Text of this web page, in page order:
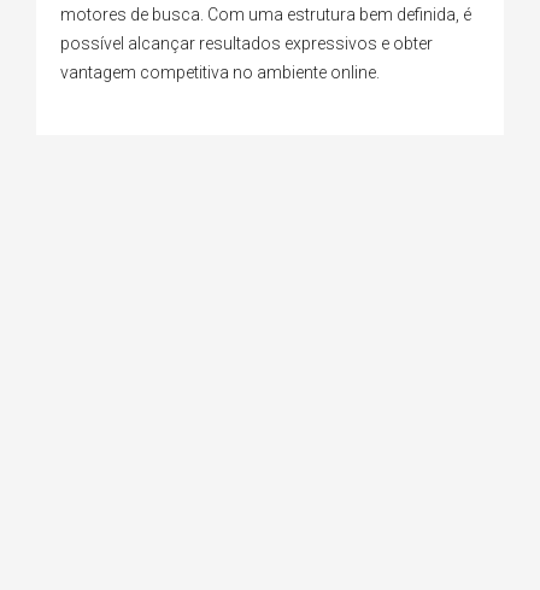
motores de busca. Com uma estrutura bem definida, é
possível alcançar resultados expressivos e obter
vantagem competitiva no ambiente online.